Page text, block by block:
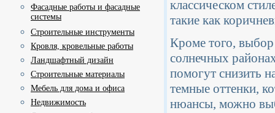
Фасадные работы и фасадные
системы
Строительные инструменты
Кровля, кровельные работы
Ландшафтный дизайн
Строительные материалы
Мебель для дома и офиса
Недвижимость
классическом
такие как
Кроме того, выбор
солнечных
помогут снизить
темные оттенки,
нюансы, можно